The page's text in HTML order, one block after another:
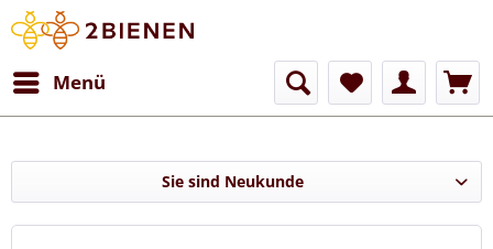
Menü
Sie sind Neukunde